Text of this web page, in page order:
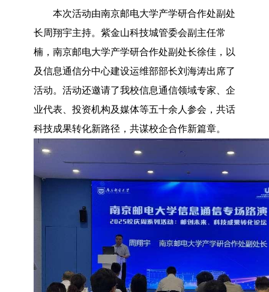
本次活动由南京邮电大学产学研合作处副处
长周翔宇主持。紫金山科技城管委会副主任常
楠，南京邮电大学产学研合作处副处长徐佳，以
及信息通信分中心建设运维部部长刘海涛出席了
活动。活动还邀请了我校信息通信领域专家、企
业代表、投资机构及媒体等五十余人参会，共话
科技成果转化新路径，共谋校企合作新篇章。